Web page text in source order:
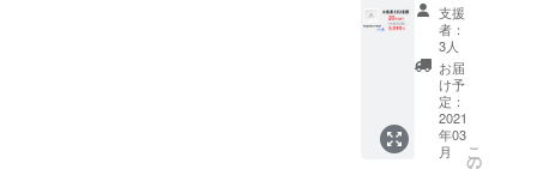
クトを発信
して
私たちの商
取った人に
も輝きを与
MagicS
witchB
ot 1点の
お届け
です。
※お届け
予定
は、生
支援
者：
3人
お届
け予
定：
2021
年03
月
こ
の